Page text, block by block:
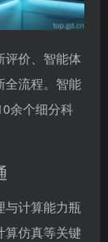
评价、智能体
全流程。智能
余个细分科
与计算能力瓶
算仿真等关键